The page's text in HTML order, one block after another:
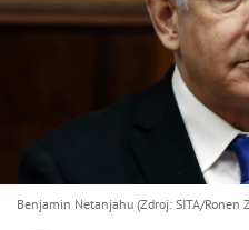
Benjamin Netanjahu (Zdroj: SITA/Ronen